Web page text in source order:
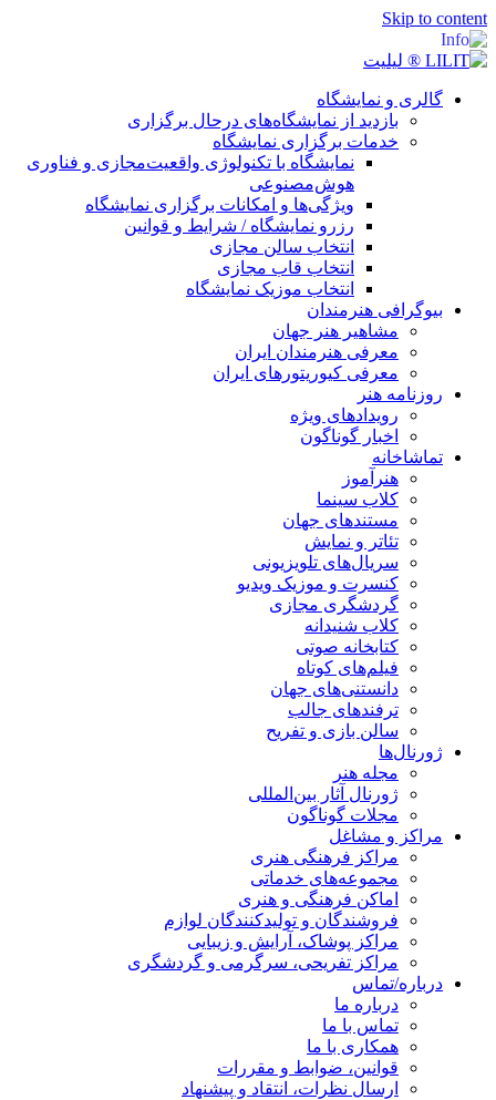
Skip to content
گالری و نمایشگاه
بازدید از نمایشگاه‌های درحال برگزاری
خدمات برگزاری نمایشگاه
نمایشگاه با تکنولوژی واقعیت‌مجازی و فناوری
هوش‌مصنوعی
ویژگی‌ها و امکانات برگزاری نمایشگاه
رزرو نمایشگاه / شرایط و قوانین
انتخاب سالن مجازی
انتخاب قاب مجازی
انتخاب موزیک نمایشگاه
بیوگرافی هنرمندان
مشاهیر هنر جهان
معرفی هنرمندان ایران
معرفی کیوریتورهای ایران
روزنامه هنر
رویدادهای ویژه
اخبار گوناگون
تماشاخانه
هنرآموز
کلاب سینما
مستندهای جهان
تئاتر و نمایش
سریال‌های تلویزیونی
کنسرت و موزیک ویدیو
گردشگری مجازی
کلاب شنیدانه
کتابخانه صوتی
فیلم‌های کوتاه
دانستنی‌های جهان
ترفندهای جالب
سالن بازی و تفریح
ژورنال‌ها
مجله هنر
ژورنال آثار بین‌المللی
مجلات گوناگون
مراکز و مشاغل
مراکز فرهنگی هنری
مجموعه‌های خدماتی
اماکن فرهنگی و هنری
فروشندگان و تولیدکنندگان لوازم
مراکز پوشاک، آرایش و زیبایی
مراکز تفریحی، سرگرمی و گردشگری
درباره/تماس
درباره ما
تماس با ما
همکاری با ما
قوانین، ضوابط و مقررات
ارسال نظرات، انتقاد و پیشنهاد